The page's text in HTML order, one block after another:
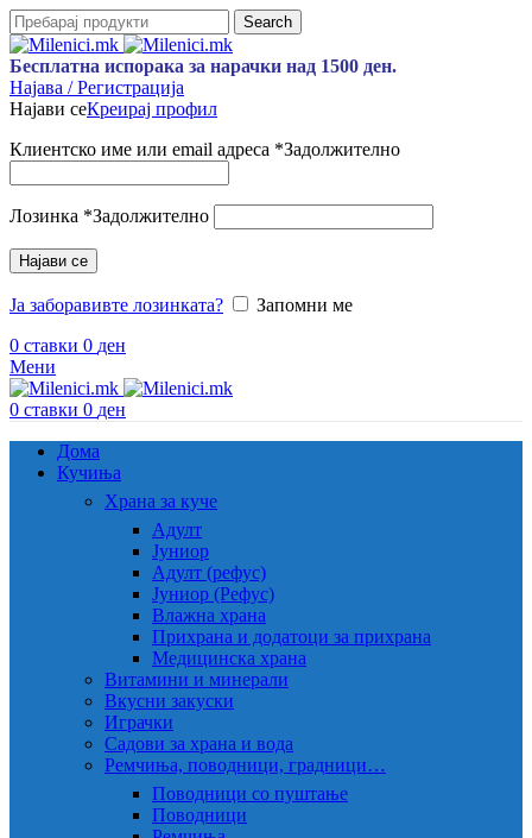
Search
Бесплатна испорака за нарачки над 1500 ден.
Најава / Регистрација
Најави сеКреирај профил
Клиентско име или email адреса *Задолжително
Лозинка *Задолжително
Најави се
Ја заборавивте лозинката?
Запомни ме
0 ставки 0 ден
Мени
0 ставки 0 ден
Дома
Кучиња
Храна за куче
Адулт
Јуниор
Адулт (рефус)
Јуниор (Рефус)
Влажна храна
Прихрана и додатоци за прихрана
Медицинска храна
Витамини и минерали
Вкусни закуски
Играчки
Садови за храна и вода
Ремчиња, поводници, градници…
Поводници со пуштање
Поводници